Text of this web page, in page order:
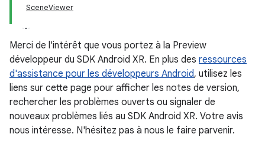
SceneViewer
Merci de l'intérêt que vous portez à la Preview
développeur du SDK Android XR. En plus des ressources
d'assistance pour les développeurs Android, utilisez les
liens sur cette page pour afficher les notes de version,
rechercher les problèmes ouverts ou signaler de
nouveaux problèmes liés au SDK Android XR. Votre avis
nous intéresse. N'hésitez pas à nous le faire parvenir.